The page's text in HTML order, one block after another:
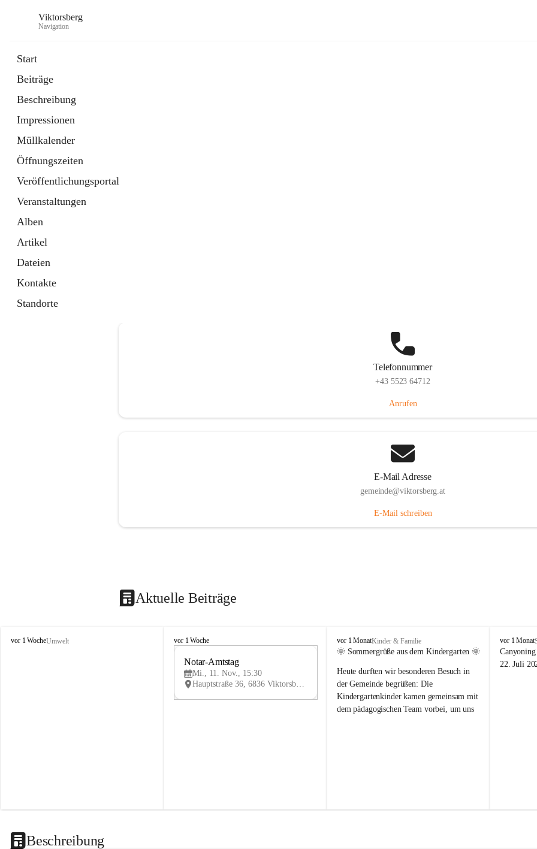
Viktorsberg
Navigation
Start
Beiträge
Beschreibung
Impressionen
Müllkalender
Öffnungszeiten
Veröffentlichungsportal
Veranstaltungen
Alben
Artikel
Dateien
Kontakte
Standorte
Telefonnummer
+43 5523 64712
Anrufen
E-Mail Adresse
gemeinde@viktorsberg.at
E-Mail schreiben
Aktuelle Beiträge
V
vor 1 WocheUmwelt
V
vor 1 Woche
V
Notar-Amtstag
Mi., 11. Nov., 15:30
Hauptstraße 36, 6836 Viktorsberg, AUT
V
i
t
o
r
s
vor 1 MonatKinder & Familie
🌞 Sommergrüße aus dem Kindergarten 🌞
Heute durften wir besonderen Besuch in
der Gemeinde begrüßen: Die
Kindergartenkinder kamen gemeinsam mit
dem pädagogischen Team vorbei, um uns
V
i
k
vor 1 Monat
22. Juli
Beschreibung